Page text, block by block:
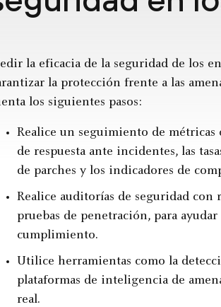
la eficacia de la seguridad de los
la protección frente a las
los siguientes pasos:
Realice un seguimiento de métricas
de respuesta ante incidentes, las
de parches y los indicadores de
Realice auditorías de seguridad
pruebas de penetración, para
cumplimiento.
Utilice herramientas como la
plataformas de inteligencia de
real.